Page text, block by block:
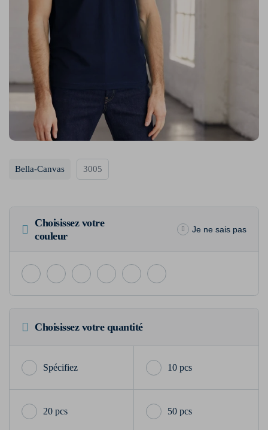
Bella-Canvas 3005
Choisissez votre
couleur
Je ne sais pas
Choisissez votre quantité
10 pcs
20 pcs 50 pcs